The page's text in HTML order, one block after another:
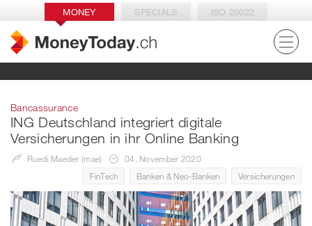
MONEY SPECIALS ISO 20022
Bancassurance
ING Deutschland integriert digitale
Versicherungen in ihr Online Banking
Ruedi Maeder (mae)
04. November 2020
FinTech
Banken & Neo-Banken Versicherungen